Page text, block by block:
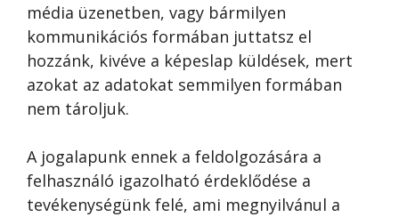
média üzenetben, vagy bármilyen
kommunikációs formában juttatsz el
hozzánk, kivéve a képeslap küldések, mert
azokat az adatokat semmilyen formában
nem tároljuk.
A jogalapunk ennek a feldolgozására a
felhasználó igazolható érdeklődése a
tevékenységünk felé, ami megnyilvánul a